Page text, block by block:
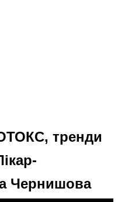
тренди
Чернишова